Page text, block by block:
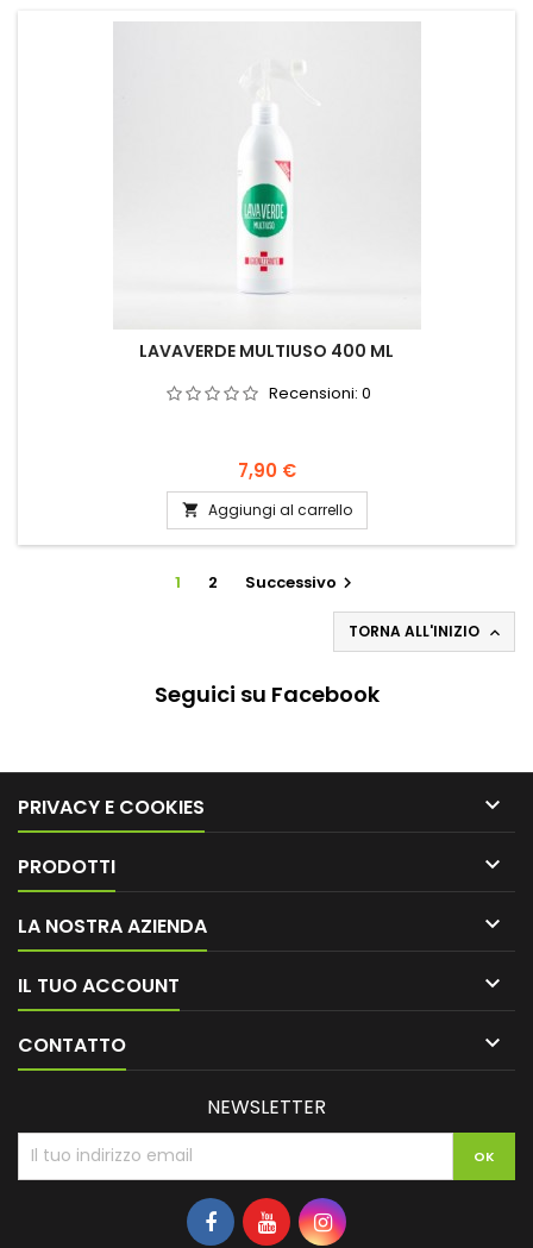
LAVAVERDE MULTIUSO 400 ML
Recensioni: 0
Prezzo
7,90 €
 Aggiungi al carrello
1 2 Successivo 
TORNA ALL'INIZIO 
Seguici su Facebook
PRIVACY E COOKIES 
PRODOTTI 
LA NOSTRA AZIENDA 
IL TUO ACCOUNT 
CONTATTO 
NEWSLETTER